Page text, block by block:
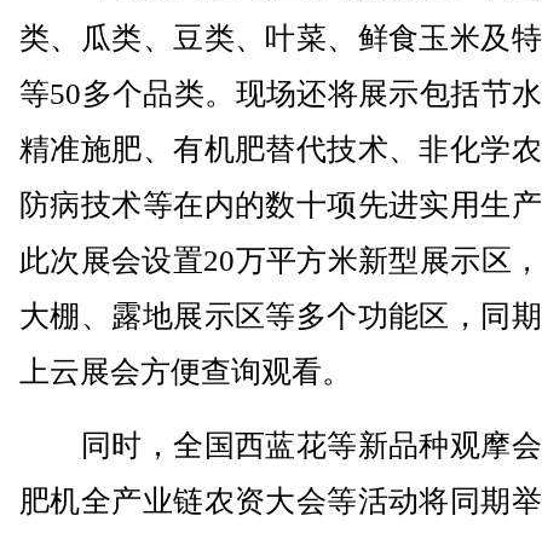
类、瓜类、豆类、叶菜、鲜食玉米及
等50多个品类。现场还将展示包括节
精准施肥、有机肥替代技术、非化学
防病技术等在内的数十项先进实用生
此次展会设置20万平方米新型展示区
大棚、露地展示区等多个功能区，同
上云展会方便查询观看。
同时，全国西蓝花等新品种观摩
肥机全产业链农资大会等活动将同期